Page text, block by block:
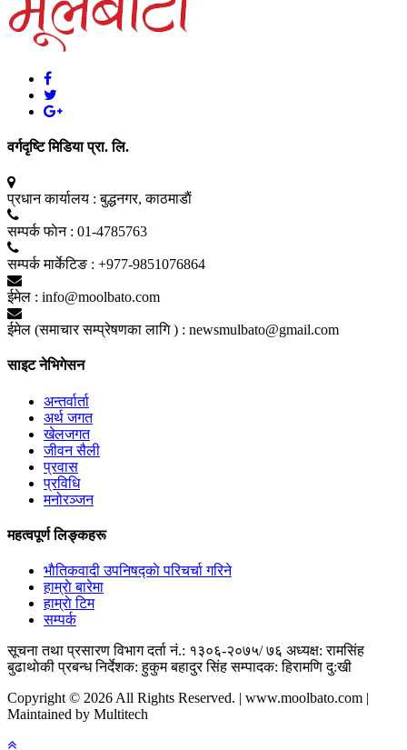
वर्गदृष्टि मिडिया प्रा. लि.
प्रधान कार्यालय : बुद्धनगर, काठमाडाैं
सम्पर्क फाेन : 01-4785763
सम्पर्क मार्केटिङ : +977-9851076864
ईमेल : info@moolbato.com
ईमेल (समाचार सम्प्रेषणका लागि ) : newsmulbato@gmail.com
साइट नेभिगेसन
अन्तर्वार्ता
अर्थ जगत
खेलजगत
जीवन सैली
प्रवास
प्रविधि
मनोरञ्जन
महत्वपूर्ण लिङ्कहरू
भाैतिकवादी उपनिषद्काे परिचर्चा गरिने
हाम्राे बारेमा
हाम्राे टिम
सम्पर्क
सूचना तथा प्रसारण विभाग दर्ता नं.: १३०६-२०७५/ ७६ अध्यक्ष: रामसिंह
बुढाथाेकी प्रबन्ध निर्देशक: हुकुम बहादुर सिंह सम्पादक: हिरामणि दु:खी
Copyright © 2026 All Rights Reserved. | www.moolbato.com |
Maintained by Multitech